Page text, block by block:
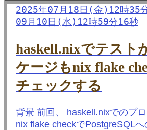
2025年07月18日(金)12時35
09月10日(水)12時59分16秒
haskell.nixでテスト
ケージもnix flake
チェックする
背景 前回、 haskell.nixでのプ
nix flake checkでPostgreSQL